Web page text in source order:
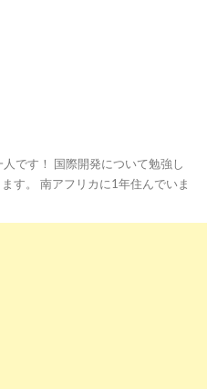
です！ 国際開発について勉強し
す。 南アフリカに1年住んでいま